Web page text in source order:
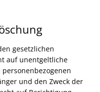
gesetzlichen
auf unentgeltliche
und den Zweck der